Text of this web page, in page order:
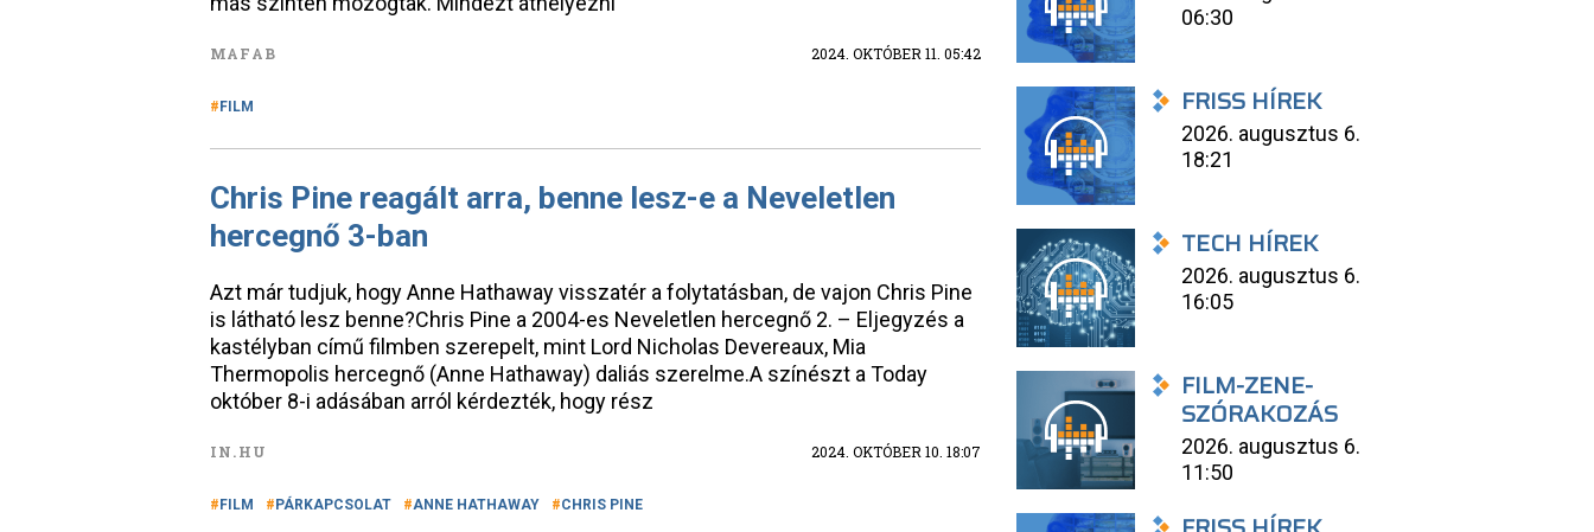
MAFAB 2024. OKTÓBER 11. 05:42
FILM
Chris Pine reagált arra, benne lesz-e a Neveletlen
hercegnő 3-ban
Azt már tudjuk, hogy Anne Hathaway visszatér a folytatásban, de vajon Chris Pine
is látható lesz benne?Chris Pine a 2004-es Neveletlen hercegnő 2. – Eljegyzés a
kastélyban című filmben szerepelt, mint Lord Nicholas Devereaux, Mia
Thermopolis hercegnő (Anne Hathaway) daliás szerelme.A színészt a Today
október 8-i adásában arról kérdezték, hogy rész
IN.HU 2024. OKTÓBER 10. 18:07
FILM PÁRKAPCSOLAT ANNE HATHAWAY CHRIS PINE
06:30
FRISS HÍREK
2026. augusztus 6.
18:21
TECH HÍREK
2026. augusztus 6.
16:05
FILM-ZENE-
SZÓRAKOZÁS
2026. augusztus 6.
11:50